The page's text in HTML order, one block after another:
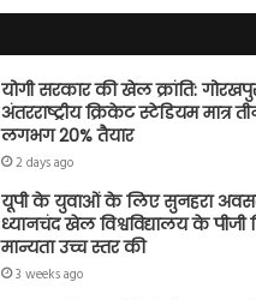
योगी सरकार की खेल क्रांति:
अंतरराष्ट्रीय क्रिकेट स्टेडियम मात्र
लगभग 20% तैयार
2 days ago
यूपी के युवाओं के लिए सुनहरा
ध्यानचंद खेल विश्वविद्यालय के पीजी
मान्यता उच्च स्तर की
3 weeks ago